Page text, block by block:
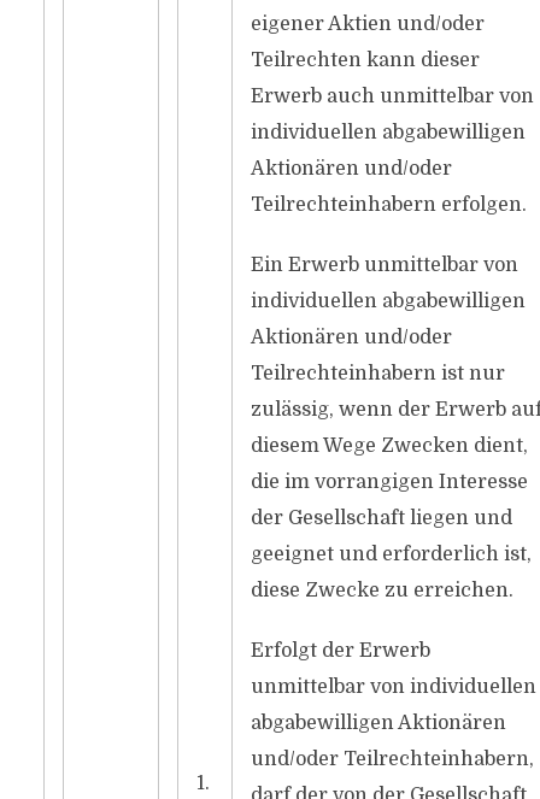
1.
eigener Aktien und/oder
Teilrechten kann dieser
Erwerb auch unmittelbar von
individuellen abgabewilligen
Aktionären und/oder
Teilrechteinhabern erfolgen.
Ein Erwerb unmittelbar von
individuellen abgabewilligen
Aktionären und/oder
Teilrechteinhabern ist nur
zulässig, wenn der Erwerb
diesem Wege Zwecken dient,
die im vorrangigen Interesse
der Gesellschaft liegen und
geeignet und erforderlich ist,
diese Zwecke zu erreichen.
Erfolgt der Erwerb
unmittelbar von individuellen
abgabewilligen Aktionären
und/oder Teilrechteinhabern,